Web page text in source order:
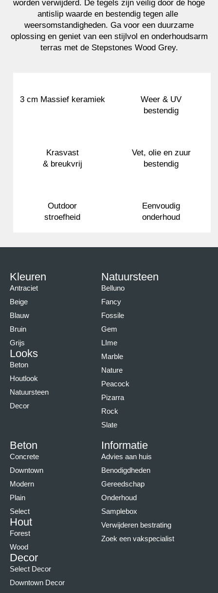
worden verwijderd. De tegels zijn veilig door de hoge
antislip waarde en bestendig tegen alle
weersomstandigheden. Ga voor een duurzame
oplossing en geniet van een stijlvol en onderhoudsarm
terras met de Stepstones Wood Grey.
Eenvoudig
onderhoud
Outdoor
stroefheid
Vet, olie en zuur
bestendig
Krasvast
& breukvrij
Weer & UV
bestendig
3 cm Massief keramiek
Kleuren
Antraciet
Beige
Blauw
Bruin
Grijs
Looks
Beton
Houtlook
Natuursteen
Decor
Natuursteen
Belluno
Fancy
Fossile
Gem
LIme
Marble
Nature
Peacock
Pizarra
Rock
Slate
Beton
Concrete
Downtown
Modern
Plain
Select
Hout
Forest
Wood
Decor
Select Decor
Downtown Decor
Informatie
Advies aan huis
Benodigdheden
Gereedschap
Onderhoud
Samplebox
Verwijderen bestrating
Zoek een vakspecialist